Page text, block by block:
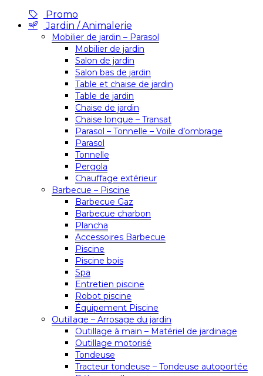
Promo
Jardin / Animalerie
Mobilier de jardin – Parasol
Mobilier de jardin
Salon de jardin
Salon bas de jardin
Table et chaise de jardin
Table de jardin
Chaise de jardin
Chaise longue – Transat
Parasol – Tonnelle – Voile d’ombrage
Parasol
Tonnelle
Pergola
Chauffage extérieur
Barbecue – Piscine
Barbecue Gaz
Barbecue charbon
Plancha
Accessoires Barbecue
Piscine
Piscine bois
Spa
Entretien piscine
Robot piscine
Équipement Piscine
Outillage – Arrosage du jardin
Outillage à main – Matériel de jardinage
Outillage motorisé
Tondeuse
Tracteur tondeuse – Tondeuse autoportée